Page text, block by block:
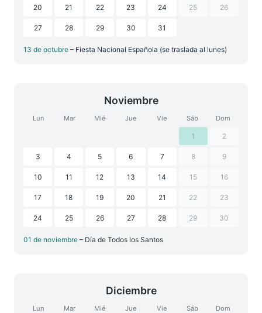
20 21 22 23 24 25 26
27 28 29 30 31
13 de octubre – Fiesta Nacional Española (se traslada al lunes)
Noviembre
Lun Mar Mié Jue Vie Sáb Dom
1 2
3 4 5 6 7 8 9
10 11 12 13 14 15 16
17 18 19 20 21 22 23
24 25 26 27 28 29 30
01 de noviembre – Día de Todos los Santos
Diciembre
Lun Mar Mié Jue Vie Sáb Dom